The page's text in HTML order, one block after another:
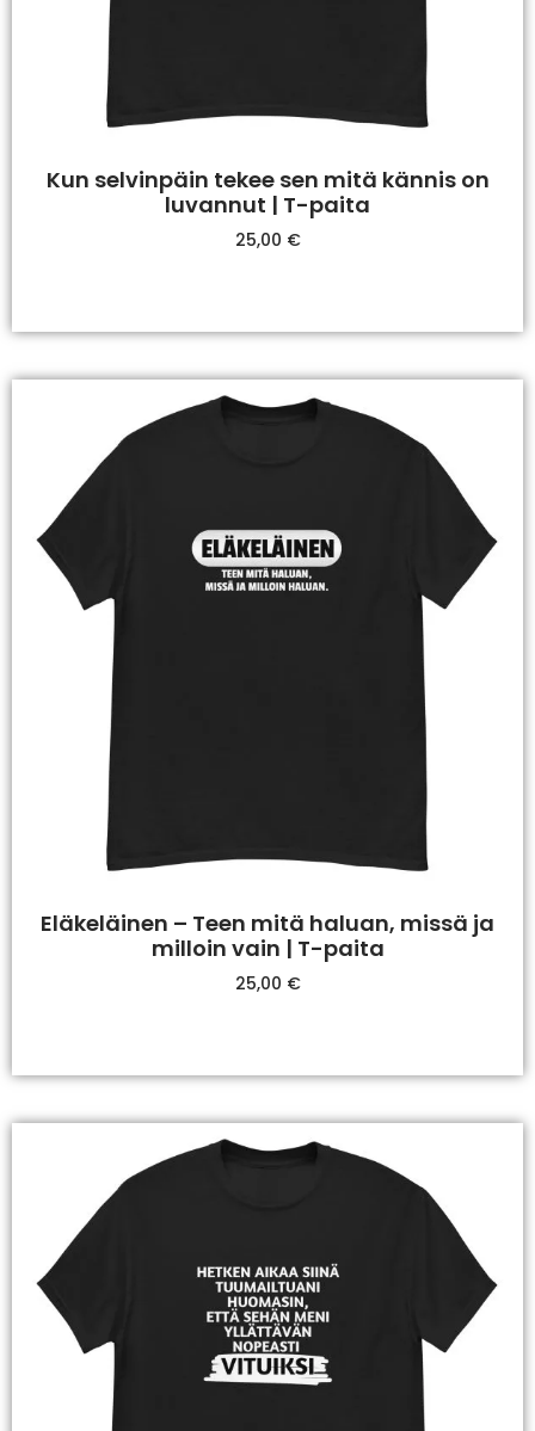
Kun selvinpäin tekee sen mitä kännis on
luvannut | T-paita
25,00 €
Eläkeläinen – Teen mitä haluan, missä ja
milloin vain | T-paita
25,00 €